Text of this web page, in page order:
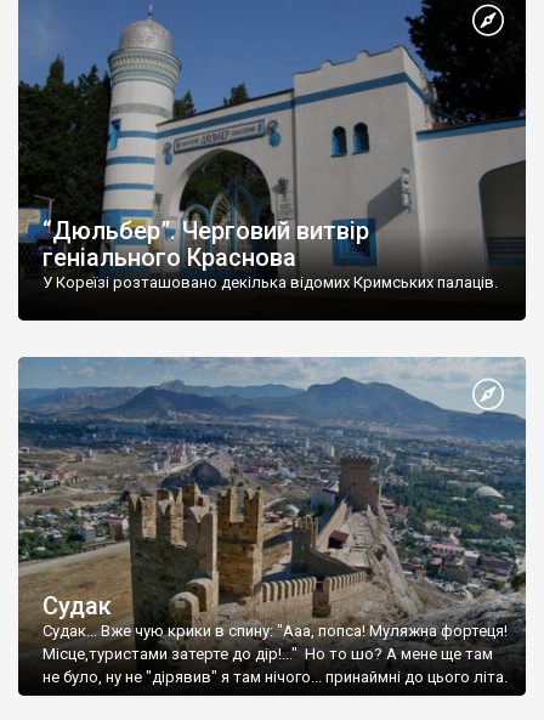
“Дюльбер”. Черговий витвір
геніального Краснова
У Кореїзі розташовано декілька відомих Кримських палаців.
Судак
Судак... Вже чую крики в спину: "Ааа, попса! Муляжна фортеця!
Місце,туристами затерте до дір!..." Но то шо? А мене ще там
не було, ну не "дірявив" я там нічого... принаймні до цього літа.